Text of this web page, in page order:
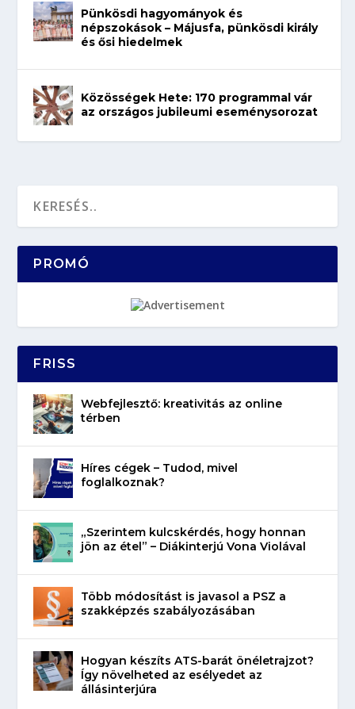
Pünkösdi hagyományok és
népszokások – Májusfa, pünkösdi király
és ősi hiedelmek
Közösségek Hete: 170 programmal vár
az országos jubileumi eseménysorozat
PROMÓ
FRISS
Webfejlesztő: kreativitás az online
térben
Híres cégek – Tudod, mivel
foglalkoznak?
„Szerintem kulcskérdés, hogy honnan
jön az étel” – Diákinterjú Vona Violával
Több módosítást is javasol a PSZ a
szakképzés szabályozásában
Hogyan készíts ATS-barát önéletrajzot?
Így növelheted az esélyedet az
állásinterjúra